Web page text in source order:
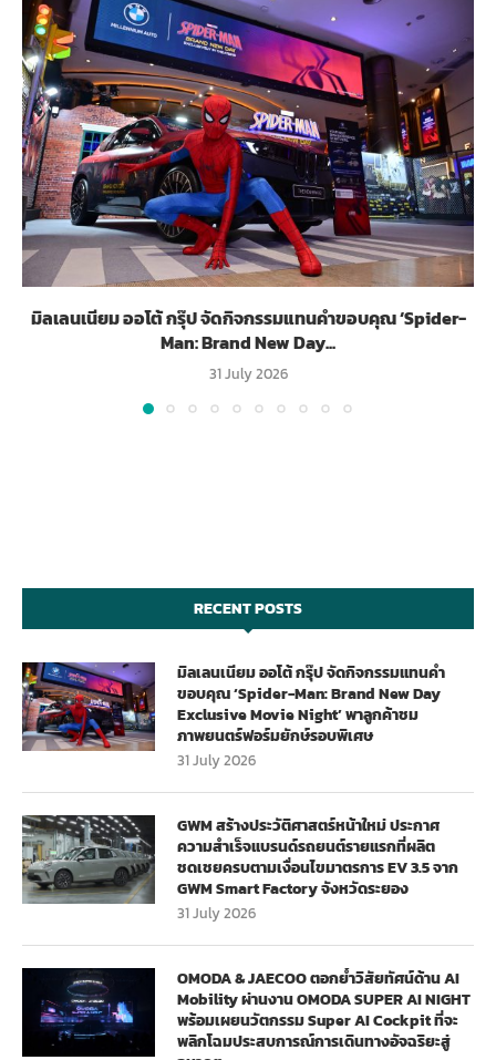
มิลเลนเนียม ออโต้ กรุ๊ป จัดกิจกรรมแทนคำขอบคุณ ‘Spider-
Man: Brand New Day...
31 July 2026
RECENT POSTS
มิลเลนเนียม ออโต้ กรุ๊ป จัดกิจกรรมแทนคำ
ขอบคุณ ‘Spider-Man: Brand New Day
Exclusive Movie Night’ พาลูกค้าชม
ภาพยนตร์ฟอร์มยักษ์รอบพิเศษ
31 July 2026
GWM สร้างประวัติศาสตร์หน้าใหม่ ประกาศ
ความสำเร็จแบรนด์รถยนต์รายแรกที่ผลิต
ชดเชยครบตามเงื่อนไขมาตรการ EV 3.5 จาก
GWM Smart Factory จังหวัดระยอง
31 July 2026
OMODA & JAECOO ตอกย้ำวิสัยทัศน์ด้าน AI
Mobility ผ่านงาน OMODA SUPER AI NIGHT
พร้อมเผยนวัตกรรม Super AI Cockpit ที่จะ
พลิกโฉมประสบการณ์การเดินทางอัจฉริยะสู่